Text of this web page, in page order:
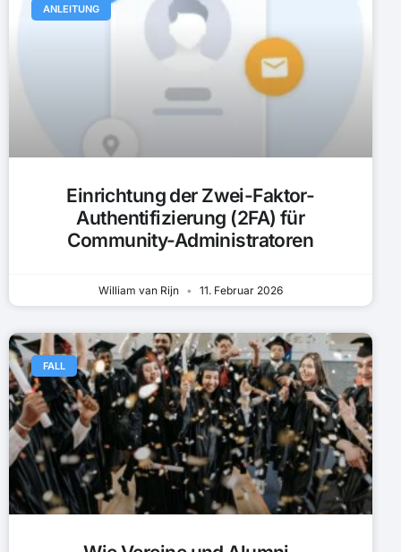
ANLEITUNG
Einrichtung der Zwei-Faktor-
Authentifizierung (2FA) für
Community-Administratoren
William van Rijn 11. Februar 2026
FALL